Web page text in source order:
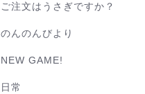
ご注文はうさぎですか？
のんのんびより
NEW GAME!
日常